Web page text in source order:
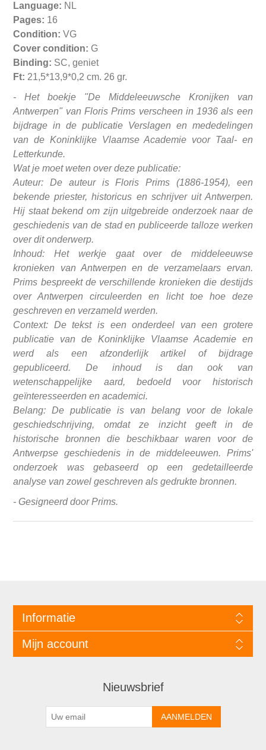
Language: NL
Pages: 16
Condition: VG
Cover condition: G
Binding: SC, geniet
Ft: 21,5*13,9*0,2 cm. 26 gr.
- Het boekje "De Middeleeuwsche Kronijken van
Antwerpen" van Floris Prims verscheen in 1936 als een
bijdrage in de publicatie Verslagen en mededelingen
van de Koninklijke Vlaamse Academie voor Taal- en
Letterkunde.
Wat je moet weten over deze publicatie:
Auteur: De auteur is Floris Prims (1886-1954), een
bekende priester, historicus en schrijver uit Antwerpen.
Hij staat bekend om zijn uitgebreide onderzoek naar de
geschiedenis van de stad en publiceerde talloze werken
over dit onderwerp.
Inhoud: Het werkje gaat over de middeleeuwse
kronieken van Antwerpen en de verzamelaars ervan.
Prims bespreekt de verschillende kronieken die destijds
over Antwerpen circuleerden en licht toe hoe deze
geschreven en verzameld werden.
Context: De tekst is een onderdeel van een grotere
publicatie van de Koninklijke Vlaamse Academie en
werd als een afzonderlijk artikel of bijdrage
gepubliceerd. De inhoud is dan ook van
wetenschappelijke aard, bedoeld voor historisch
geïnteresseerden en academici.
Belang: De publicatie is van belang voor de lokale
geschiedschrijving, omdat ze inzicht geeft in de
historische bronnen die beschikbaar waren voor de
Antwerpse geschiedenis in de middeleeuwen. Prims'
onderzoek was gebaseerd op een gedetailleerde
analyse van zowel geschreven als gedrukte bronnen.
- Gesigneerd door Prims.
Informatie
Mijn account
Nieuwsbrief